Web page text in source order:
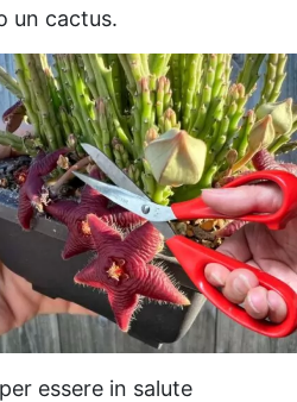
un cactus.
essere in salute